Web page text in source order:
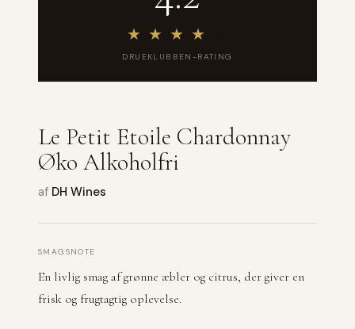
★ ★ ★ ★
DRUEKLUBBEN-RATING
Le Petit Etoile Chardonnay
Øko Alkoholfri
af DH Wines
SMAGSNOTE
En livlig smag af grønne æbler og citrus, der giver en
frisk og frugtagtig oplevelse.